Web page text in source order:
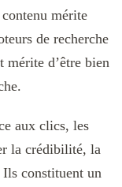
mérite
de recherche
mérite d’être bien
aux clics, les
la crédibilité, la
constituent un